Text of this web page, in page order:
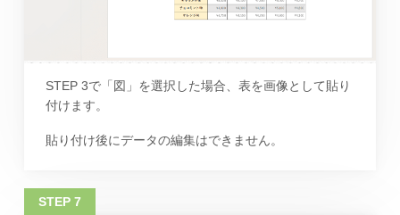
STEP 3で「図」を選択した場合、表を画像として貼り
付けます。
貼り付け後にデータの編集はできません。